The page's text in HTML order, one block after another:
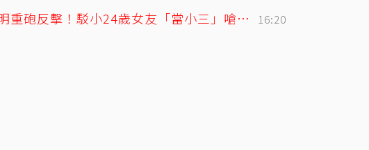
姜厚任護愛12點聲明重砲反擊！駁小24歲女友「當小三」嗆：講三小？ 16:20